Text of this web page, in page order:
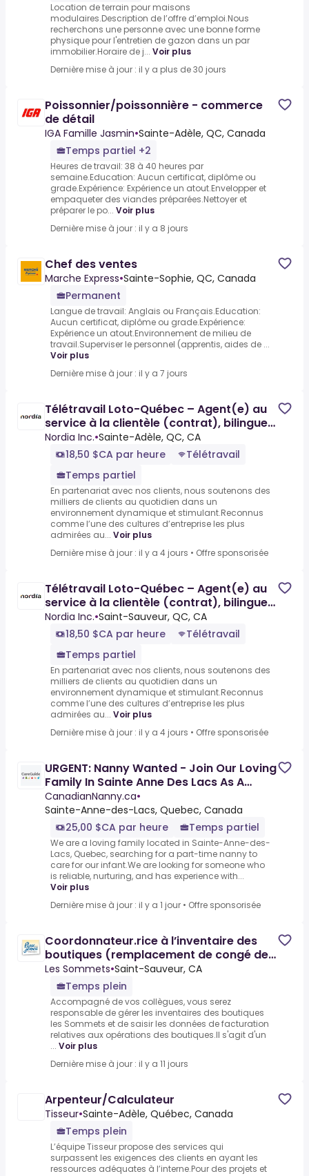
Location de terrain pour maisons
modulaires.Description de l’offre d’emploi.Nous
recherchons une personne avec une bonne forme
physique pour l'entretien de gazon dans un par
immobilier.Horaire de j... Voir plus
Dernière mise à jour : il y a plus de 30 jours
Poissonnier/poissonnière - commerce
de détail
IGA Famille Jasmin•Sainte-Adèle, QC, Canada
Temps partiel +2
Heures de travail: 38 à 40 heures par
semaine.Education: Aucun certificat, diplôme ou
grade.Expérience: Expérience un atout.Envelopper et
empaqueter des viandes préparées.Nettoyer et
préparer le po... Voir plus
Dernière mise à jour : il y a 8 jours
Chef des ventes
Marche Express•Sainte-Sophie, QC, Canada
Permanent
Langue de travail: Anglais ou Français.Education:
Aucun certificat, diplôme ou grade.Expérience:
Expérience un atout.Environnement de milieu de
travail.Superviser le personnel (apprentis, aides de ...
Voir plus
Dernière mise à jour : il y a 7 jours
Télétravail Loto-Québec – Agent(e) au
service à la clientèle (contrat), bilingue
ou français
Nordia Inc.•Sainte-Adèle, QC, CA
18,50 $CA par heure
Télétravail
Temps partiel
En partenariat avec nos clients, nous soutenons des
milliers de clients au quotidien dans un
environnement dynamique et stimulant.Reconnus
comme l’une des cultures d’entreprise les plus
admirées au... Voir plus
Dernière mise à jour : il y a 4 jours • Offre sponsorisée
Télétravail Loto-Québec – Agent(e) au
service à la clientèle (contrat), bilingue
ou français
Nordia Inc.•Saint-Sauveur, QC, CA
18,50 $CA par heure
Télétravail
Temps partiel
En partenariat avec nos clients, nous soutenons des
milliers de clients au quotidien dans un
environnement dynamique et stimulant.Reconnus
comme l’une des cultures d’entreprise les plus
admirées au... Voir plus
Dernière mise à jour : il y a 4 jours • Offre sponsorisée
URGENT: Nanny Wanted - Join Our Loving
Family In Sainte Anne Des Lacs As A
Nanny $25.00 Hourly Pay
CanadianNanny.ca•
Sainte-Anne-des-Lacs, Quebec, Canada
25,00 $CA par heure
Temps partiel
We are a loving family located in Sainte-Anne-des-
Lacs, Quebec, searching for a part-time nanny to
care for our infant.We are looking for someone who
is reliable, nurturing, and has experience with...
Voir plus
Dernière mise à jour : il y a 1 jour • Offre sponsorisée
Coordonnateur.rice à l’inventaire des
boutiques (remplacement de congé de
maternité)
Les Sommets•Saint-Sauveur, CA
Temps plein
Accompagné de vos collègues, vous serez
responsable de gérer les inventaires des boutiques
les Sommets et de saisir les données de facturation
relatives aux opérations des boutiques.Il s'agit d'un
... Voir plus
Dernière mise à jour : il y a 11 jours
Arpenteur/Calculateur
Tisseur•Sainte-Adèle, Québec, Canada
Temps plein
L’équipe Tisseur propose des services qui
surpassent les exigences des clients en ayant les
ressources adéquates à l’interne.Pour des projets et